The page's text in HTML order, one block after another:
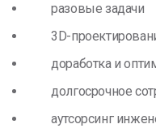
разовые задачи
3D-
доработка и
долгосрочное
аутсорсинг